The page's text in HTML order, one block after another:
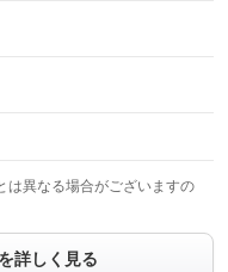
装備あり
フロントカメラ
：装備あり
異なる場合がございますの
詳しく見る